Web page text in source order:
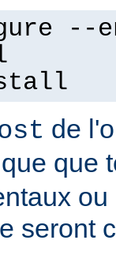
--
de
que
seront